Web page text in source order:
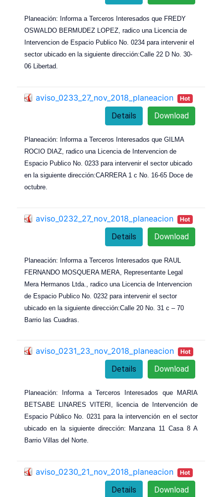
Planeación: Informa a Terceros Interesados que FREDY
OSWALDO BERMUDEZ LOPEZ, radico una Licencia de
Intervencion de Espacio Publico No. 0234 para intervenir el
sector ubicado en la siguiente dirección:Calle 22 D No. 30-
06 Libertad.
aviso_0233_27_nov_2018_planeacion Hot
Download
Details
Planeación: Informa a Terceros Interesados que GILMA
ROCIO DIAZ, radico una Licencia de Intervencion de
Espacio Publico No. 0233 para intervenir el sector ubicado
en la siguiente dirección:CARRERA 1 c No. 16-65 Doce de
octubre.
aviso_0232_27_nov_2018_planeacion Hot
Download
Details
Planeación: Informa a Terceros Interesados que RAUL
FERNANDO MOSQUERA MERA, Representante Legal
Mera Hermanos Ltda., radico una Licencia de Intervencion
de Espacio Publico No. 0232 para intervenir el sector
ubicado en la siguiente dirección:Calle 20 No. 31 c – 70
Barrio las Cuadras.
aviso_0231_23_nov_2018_planeacion Hot
Download
Details
Planeación: Informa a Terceros Interesados ​​que MARIA
BETSABE LINARES VITERI, licencia de Intervención de
Espacio Público No. 0231 para la intervención en el sector
ubicado en la siguiente dirección: Manzana 11 Casa 8 A
Barrio Villas del Norte.
aviso_0230_21_nov_2018_planeacion Hot
Download
Details